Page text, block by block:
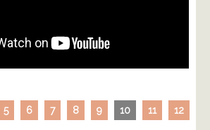
5 6 7 8 9 10 11 12